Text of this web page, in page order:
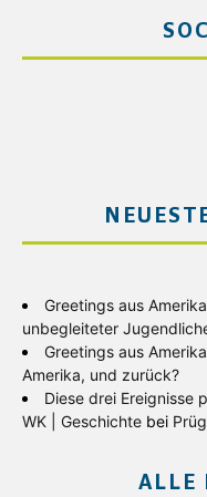
Greetings aus
unbegleiteter
Greetings aus
Amerika, und zurück?
Diese drei Ereignisse
WK | Geschichte bei
ALLE